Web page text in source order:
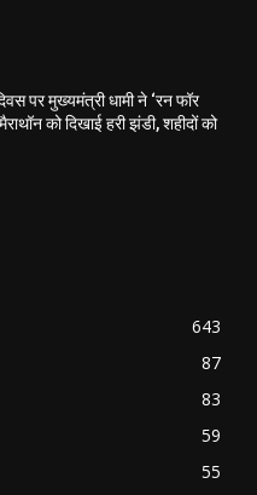
पर मुख्यमंत्री धामी ने ‘रन फॉर
को दिखाई हरी झंडी, शहीदों को
643
87
83
59
55